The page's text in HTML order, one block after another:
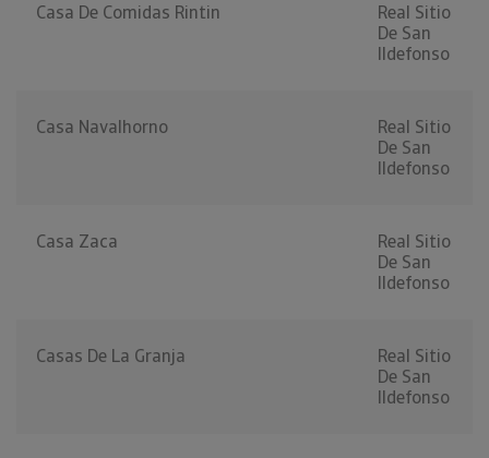
Casa De Comidas Rintin
Real Sitio
De San
Ildefonso
Casa Navalhorno
Real Sitio
De San
Ildefonso
Casa Zaca
Real Sitio
De San
Ildefonso
Casas De La Granja
Real Sitio
De San
Ildefonso